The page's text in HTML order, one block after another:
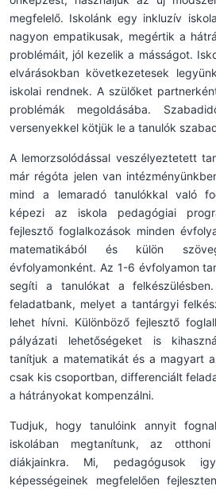
megfelelő. Iskolánk egy inkluzív
nagyon empatikusak, megértik a
problémáit, jól kezelik a másságot.
elvárásokban következetesek
iskolai rendnek. A szülőket
problémák megoldásába.
versenyekkel kötjük le a tanulók
A lemorzsolódással veszélyeztetett
már régóta jelen van
mind a lemaradó tanulókkal való
képezi az iskola pedagógiai
fejlesztő foglalkozások minden
matematikából és külön
évfolyamonként. Az 1-6 évfolyamon
segíti a tanulókat a
feladatbank, melyet a tantárgyi
lehet hívni. Különböző fejlesztő
pályázati lehetőségeket is
tanítjuk a matematikát és a magyart
csak kis csoportban, differenciált
a hátrányokat kompenzálni.
Tudjuk, hogy tanulóink annyit
iskolában megtanítunk, az
diákjainkra. Mi, pedagógusok
képességeinek megfelelően